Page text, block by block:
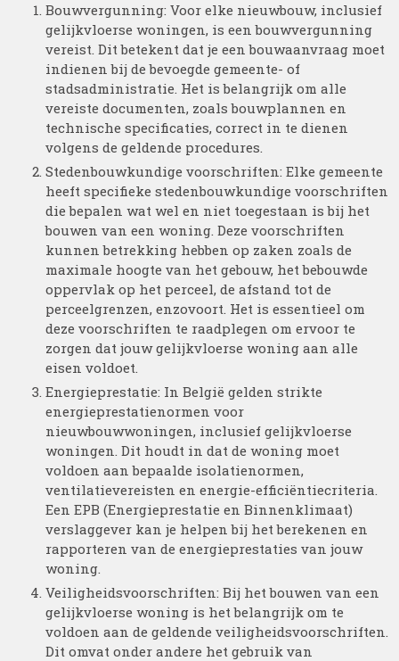
Bouwvergunning: Voor elke nieuwbouw, inclusief
gelijkvloerse woningen, is een bouwvergunning
vereist. Dit betekent dat je een bouwaanvraag moet
indienen bij de bevoegde gemeente- of
stadsadministratie. Het is belangrijk om alle
vereiste documenten, zoals bouwplannen en
technische specificaties, correct in te dienen
volgens de geldende procedures.
Stedenbouwkundige voorschriften: Elke gemeente
heeft specifieke stedenbouwkundige voorschriften
die bepalen wat wel en niet toegestaan is bij het
bouwen van een woning. Deze voorschriften
kunnen betrekking hebben op zaken zoals de
maximale hoogte van het gebouw, het bebouwde
oppervlak op het perceel, de afstand tot de
perceelgrenzen, enzovoort. Het is essentieel om
deze voorschriften te raadplegen om ervoor te
zorgen dat jouw gelijkvloerse woning aan alle
eisen voldoet.
Energieprestatie: In België gelden strikte
energieprestatienormen voor
nieuwbouwwoningen, inclusief gelijkvloerse
woningen. Dit houdt in dat de woning moet
voldoen aan bepaalde isolatienormen,
ventilatievereisten en energie-efficiëntiecriteria.
Een EPB (Energieprestatie en Binnenklimaat)
verslaggever kan je helpen bij het berekenen en
rapporteren van de energieprestaties van jouw
woning.
Veiligheidsvoorschriften: Bij het bouwen van een
gelijkvloerse woning is het belangrijk om te
voldoen aan de geldende veiligheidsvoorschriften.
Dit omvat onder andere het gebruik van